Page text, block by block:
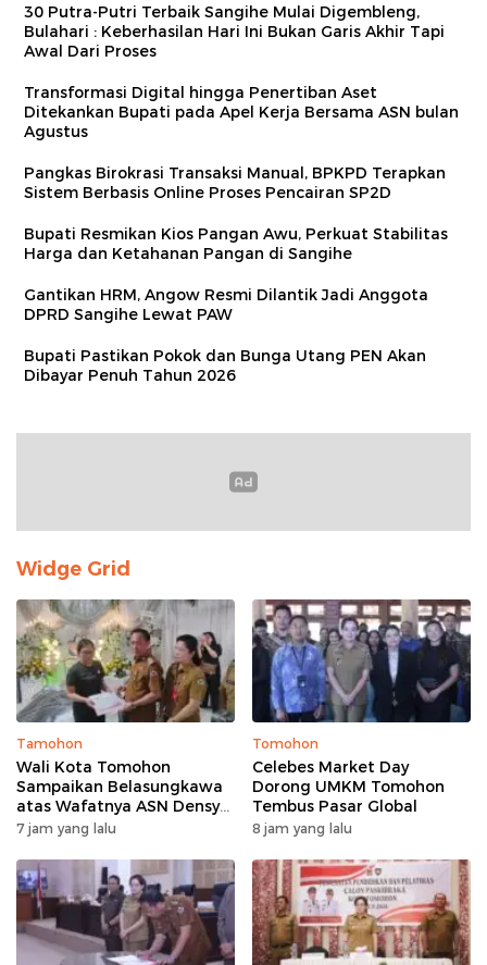
30 Putra-Putri Terbaik Sangihe Mulai Digembleng,
Bulahari : Keberhasilan Hari Ini Bukan Garis Akhir Tapi
Awal Dari Proses
Transformasi Digital hingga Penertiban Aset
Ditekankan Bupati pada Apel Kerja Bersama ASN bulan
Agustus
Pangkas Birokrasi Transaksi Manual, BPKPD Terapkan
Sistem Berbasis Online Proses Pencairan SP2D
Bupati Resmikan Kios Pangan Awu, Perkuat Stabilitas
Harga dan Ketahanan Pangan di Sangihe
Gantikan HRM, Angow Resmi Dilantik Jadi Anggota
DPRD Sangihe Lewat PAW
Bupati Pastikan Pokok dan Bunga Utang PEN Akan
Dibayar Penuh Tahun 2026
Widge Grid
Tamohon
Wali Kota Tomohon
Sampaikan Belasungkawa
atas Wafatnya ASN Densy
Mandagi
7 jam yang lalu
Tomohon
Celebes Market Day
Dorong UMKM Tomohon
Tembus Pasar Global
8 jam yang lalu